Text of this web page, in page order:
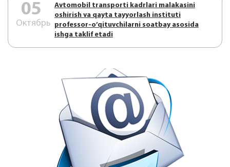
05
Октябрь
Аvtоmоbil trаnspоrti kаdrlаri mаlаkаsini
оshirish vа qаytа tаyyorlаsh instituti
prоfеssоr-o’qituvchilаrni sоаtbаy аsоsidа
ishgа tаklif etаdi